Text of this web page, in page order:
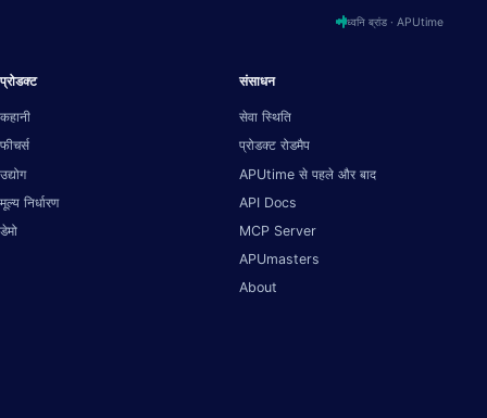
ध्वनि ब्रांड · APUtime
प्रोडक्ट
कहानी
फीचर्स
उद्योग
मूल्य निर्धारण
डेमो
संसाधन
सेवा स्थिति
प्रोडक्ट रोडमैप
APUtime से पहले और बाद
API Docs
MCP Server
APUmasters
About